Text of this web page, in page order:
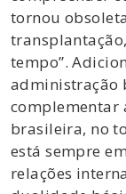
tornou
tempo”.
administração
complementar
brasileira, no
está sempre
relações